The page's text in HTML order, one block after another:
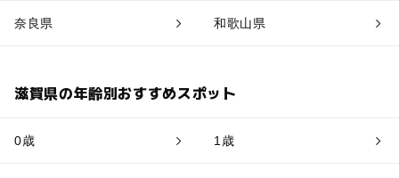
奈良県 和歌山県
滋賀県の年齢別おすすめスポット
0歳 1歳